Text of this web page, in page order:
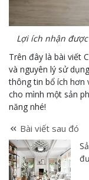
Lợi ích nhận
Trên đây là bài viết
và nguyên lý sử
thông tin bổ ích hơn
cho mình một sản
năng nhé!
Bài viết sau đó